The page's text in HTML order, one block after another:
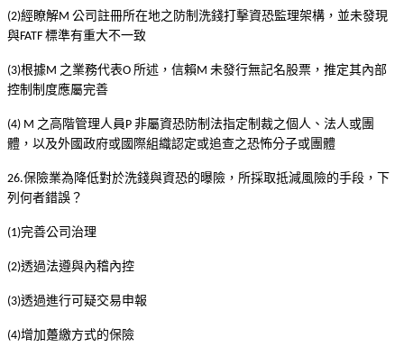
(2)經瞭解M 公司註冊所在地之防制洗錢打擊資恐監理架構，並未發現
與FATF 標準有重大不一致
(3)根據M 之業務代表O 所述，信賴 M 未發行無記名股票，推定其內部
控制制度應屬完善
(4) M 之高階管理人員 P 非屬資恐防制法指定制裁之個人、法人或團
體，以及外國政府或國際組織認定或追查之恐怖分子或團體
26.保險業為降低對於洗錢與資恐的曝險，所採取抵減風險的手段，下
列何者錯誤？
(1)完善公司治理
(2)透過法遵與內稽內控
(3)透過進行可疑交易申報
(4)增加躉繳方式的保險